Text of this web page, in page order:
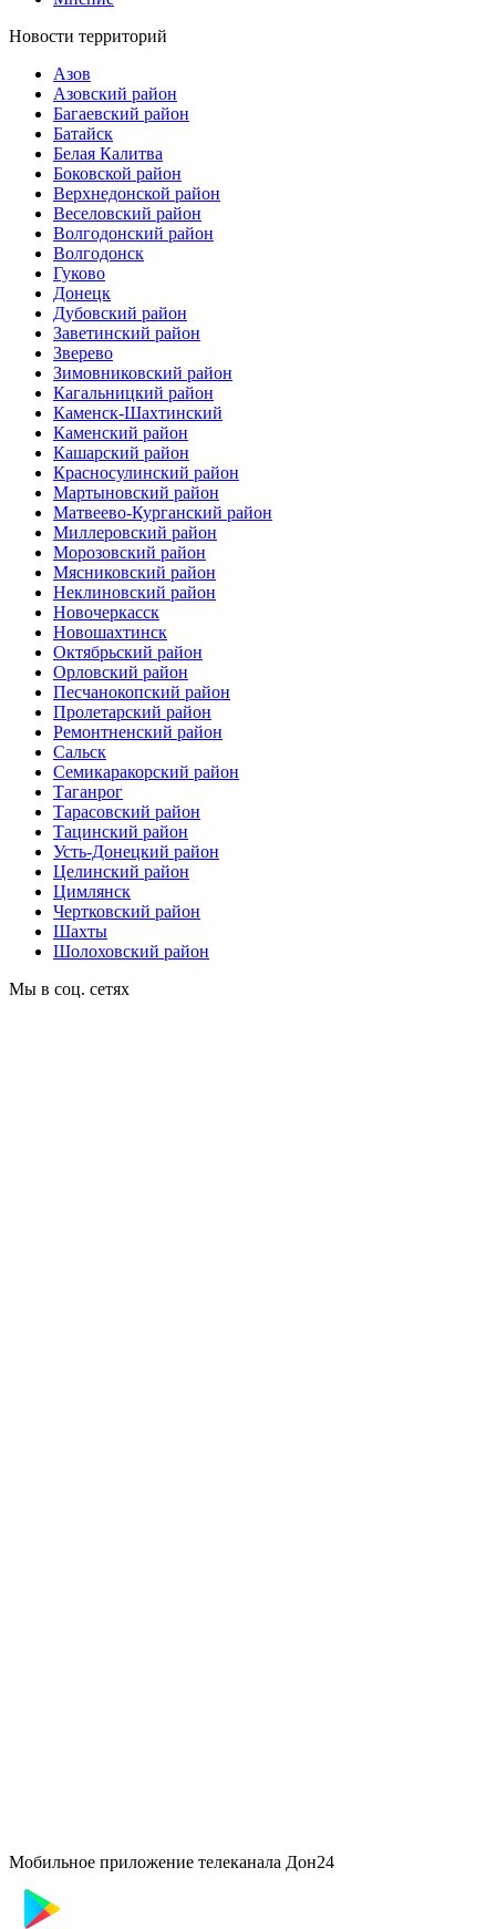
Новости территорий
Азов
Азовский район
Багаевский район
Батайск
Белая Калитва
Боковской район
Верхнедонской район
Веселовский район
Волгодонский район
Волгодонск
Гуково
Донецк
Дубовский район
Заветинский район
Зверево
Зимовниковский район
Кагальницкий район
Каменск-Шахтинский
Каменский район
Кашарский район
Красносулинский район
Мартыновский район
Матвеево-Курганский район
Миллеровский район
Морозовский район
Мясниковский район
Неклиновский район
Новочеркасск
Новошахтинск
Октябрьский район
Орловский район
Песчанокопский район
Пролетарский район
Ремонтненский район
Сальск
Семикаракорский район
Таганрог
Тарасовский район
Тацинский район
Усть-Донецкий район
Целинский район
Цимлянск
Чертковский район
Шахты
Шолоховский район
Мы в соц. сетях
Мобильное приложение телеканала Дон24